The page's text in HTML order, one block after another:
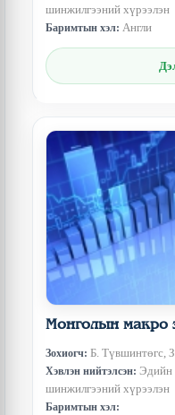
шинжилгээний хүрээлэн
Баримтын хэл: Англи
Монголын макро
Зохиогч: Б. Түвшинтөгс,
Хэвлэн нийтэлсэн: Эдийн
шинжилгээний хүрээлэн
Баримтын хэл: